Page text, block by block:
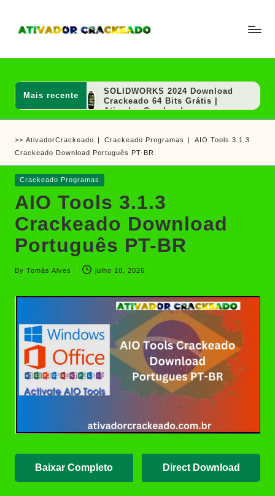
content
ti
a
d
r
e
r
a
k
e
a
d
o
completo
sobre
e
software
jogos
Mais recente
SOLIDWORKS 2024 Download
Crackeado 64 Bits Grátis |
Ativador Crackeado
AutoCAD 2020 Download
Grátis | Ativador Crackeado
MAGIX VEGAS Pro Crackeado
Download Português PT-BR
SOLIDWORKS 2020 Download
Crackeado 64 Bits Grátis |
Ativador Crackeado
Sony Vegas Pro Crackeado
Download Português PT-BR
PGWare SuperRam Download
Grátis + Licença/Serial |
Ativador Crackeado
Bits Português
Ashampoo UnInstaller Download
Crackeado + Chave de Licença |
Ativador Crackeado
XD-AntiSpy 4.13.0 Crackeado
Download Português PT-BR
Ativador Windows 7 Download
Grátis: Windows Loader & Re-
Loader | Ativador Crackeado
>> AtivadorCrackeado | Crackeado Programas |
AIO Tools 3.1.3
Crackeado Download Português PT-BR
Posted
Crackeado Programas
AIO Tools 3.1.3
Crackeado Download
Português PT-BR
Posted
By Tomás Alves julho 10, 2026
Baixar Completo Direct Download